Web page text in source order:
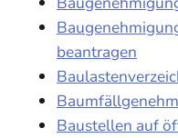
beantragen
Baustellen auf